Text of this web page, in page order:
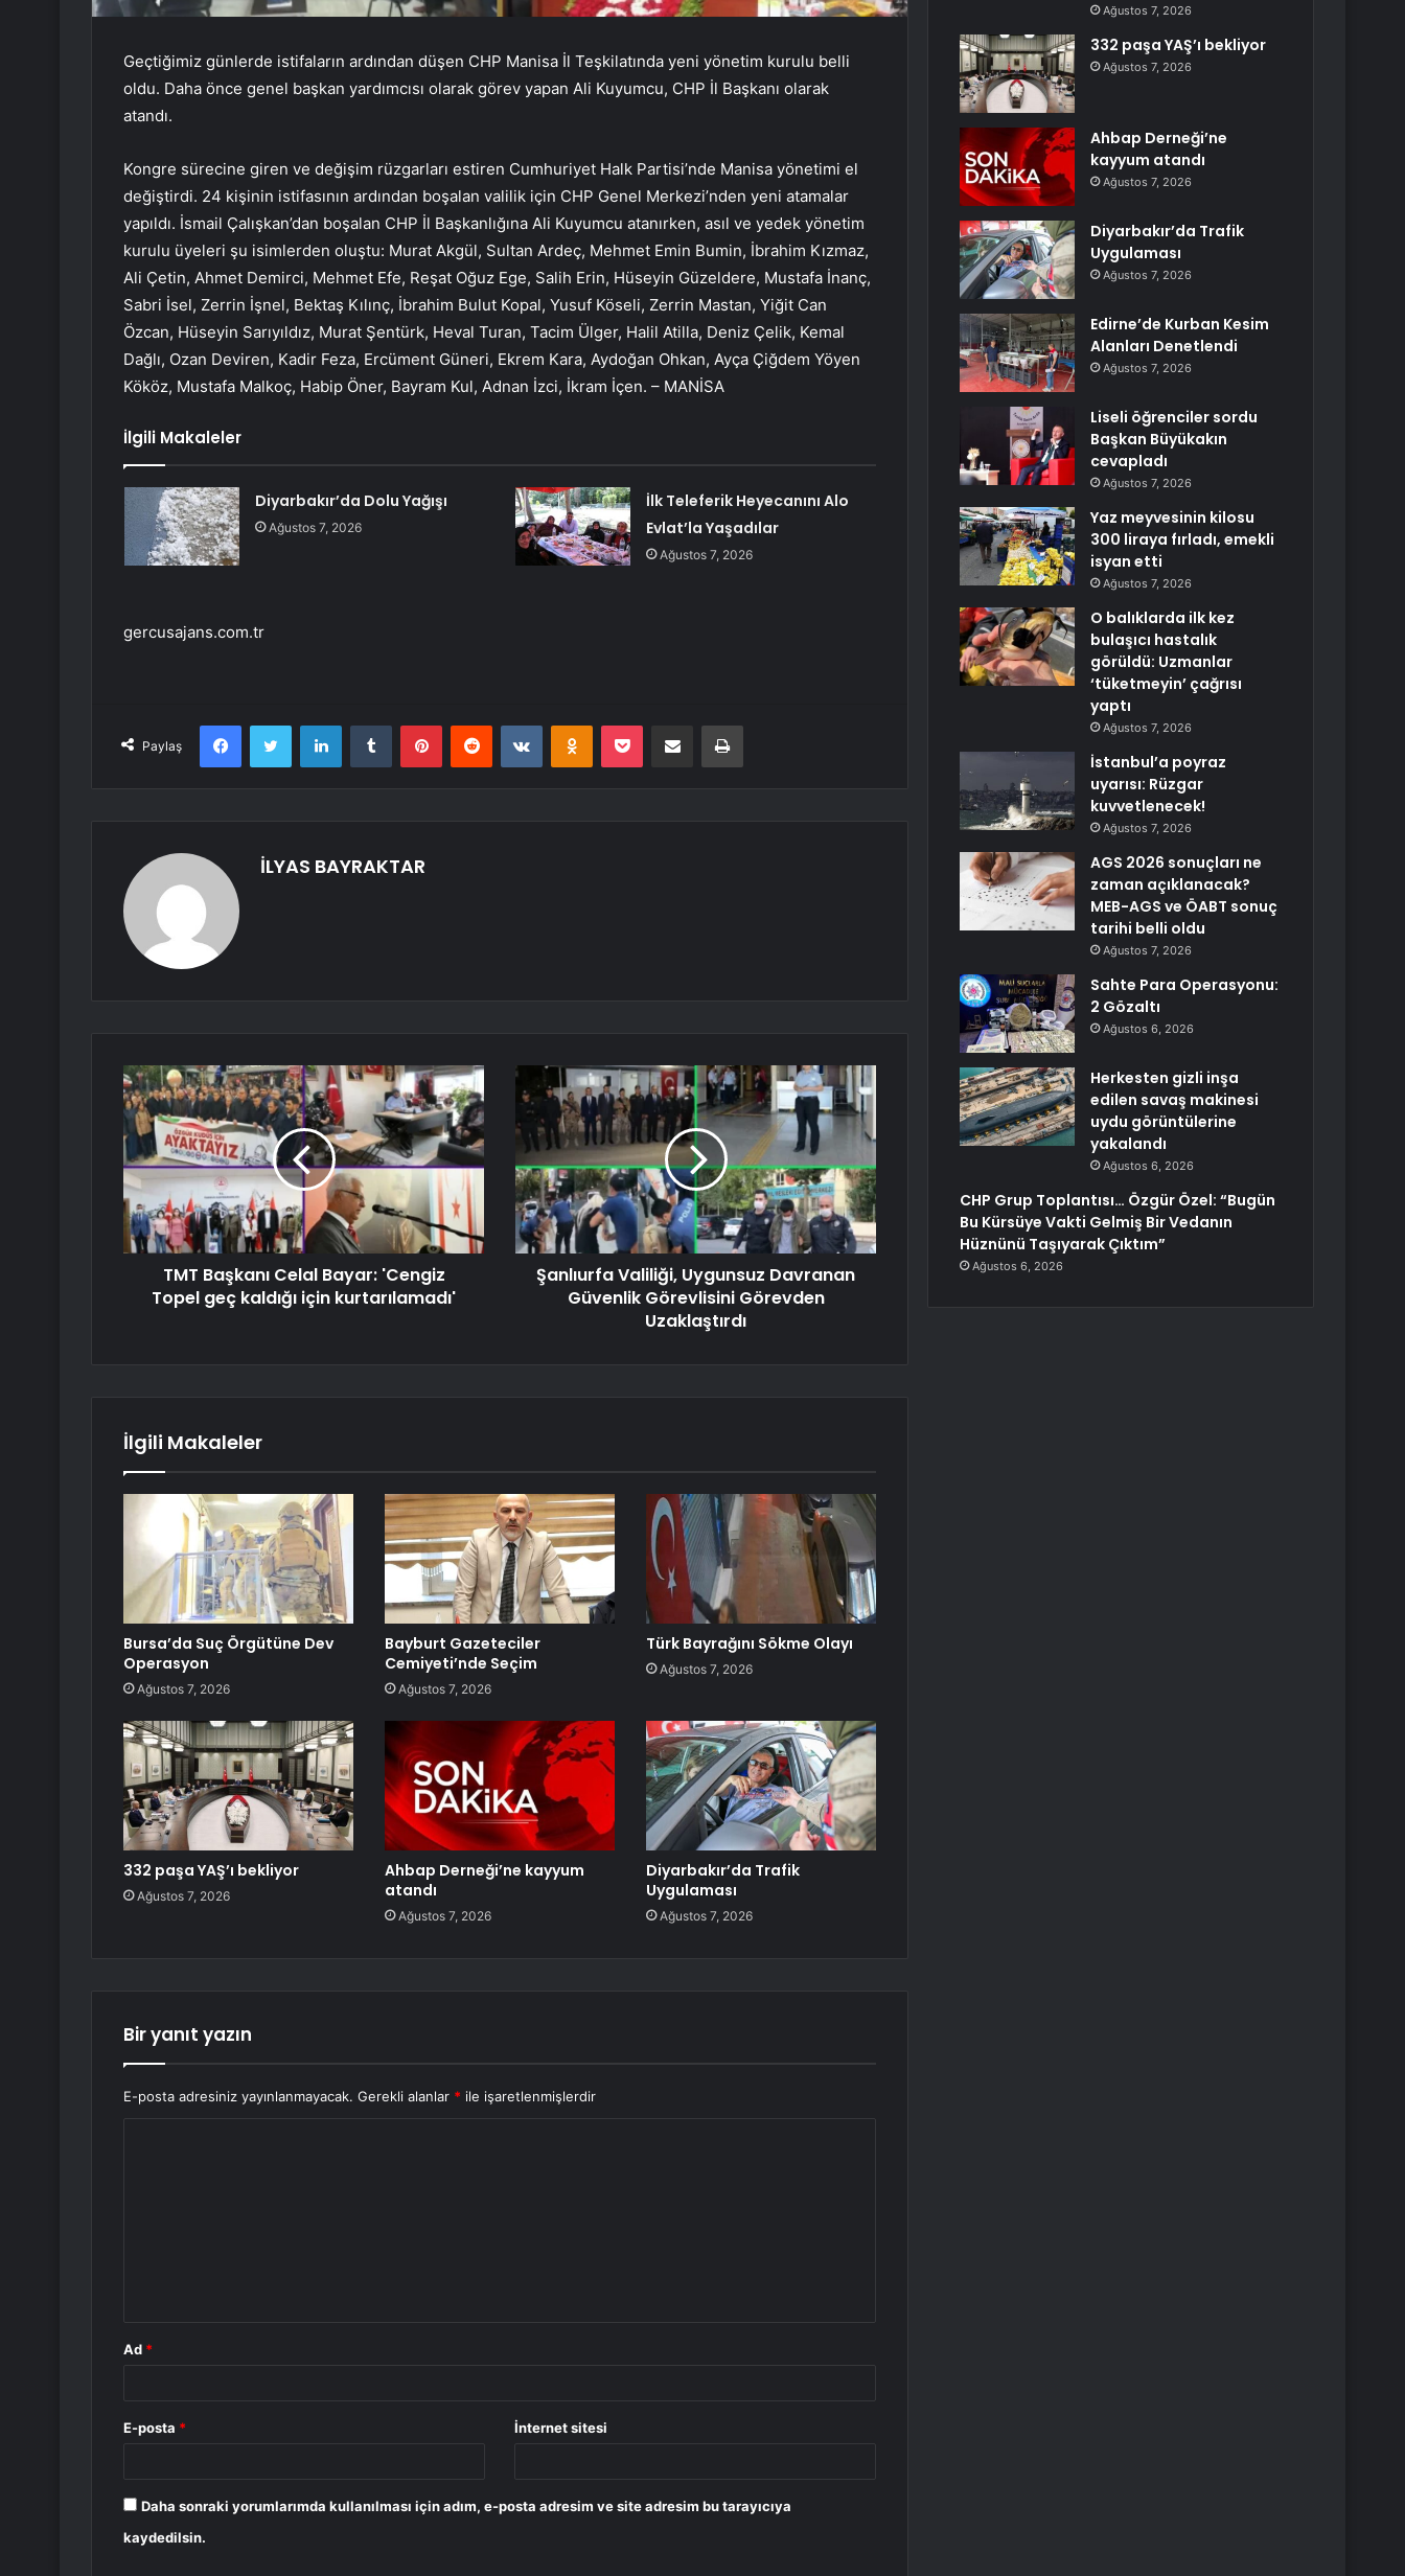
Geçtiğimiz günlerde istifaların ardından düşen CHP Manisa İl Teşkilatında yeni yönetim kurulu belli
oldu. Daha önce genel başkan yardımcısı olarak görev yapan Ali Kuyumcu, CHP İl Başkanı olarak
atandı.
Kongre sürecine giren ve değişim rüzgarları estiren Cumhuriyet Halk Partisi’nde Manisa yönetimi el
değiştirdi. 24 kişinin istifasının ardından boşalan valilik için CHP Genel Merkezi’nden yeni atamalar
yapıldı. İsmail Çalışkan’dan boşalan CHP İl Başkanlığına Ali Kuyumcu atanırken, asıl ve yedek yönetim
kurulu üyeleri şu isimlerden oluştu: Murat Akgül, Sultan Ardeç, Mehmet Emin Bumin, İbrahim Kızmaz,
Ali Çetin, Ahmet Demirci, Mehmet Efe, Reşat Oğuz Ege, Salih Erin, Hüseyin Güzeldere, Mustafa İnanç,
Sabri İsel, Zerrin İşnel, Bektaş Kılınç, İbrahim Bulut Kopal, Yusuf Köseli, Zerrin Mastan, Yiğit Can
Özcan, Hüseyin Sarıyıldız, Murat Şentürk, Heval Turan, Tacim Ülger, Halil Atilla, Deniz Çelik, Kemal
Dağlı, Ozan Deviren, Kadir Feza, Ercüment Güneri, Ekrem Kara, Aydoğan Ohkan, Ayça Çiğdem Yöyen
Kököz, Mustafa Malkoç, Habip Öner, Bayram Kul, Adnan İzci, İkram İçen. – MANİSA
İlgili Makaleler
Diyarbakır’da Dolu Yağışı
Ağustos 7, 2026
İlk Teleferik Heyecanını Alo
Evlat’la Yaşadılar
Ağustos 7, 2026
gercusajans.com.tr
Paylaş
FacebookTwitter LinkedInTumblr PinterestReddit VKontakteOdnoklassniki
Pocket E-Posta ile paylaş Yazdır
İLYAS BAYRAKTAR
TMT Başkanı Celal Bayar: 'Cengiz
Topel geç kaldığı için kurtarılamadı'
Şanlıurfa Valiliği, Uygunsuz Davranan
Güvenlik Görevlisini Görevden
Uzaklaştırdı
İlgili Makaleler
Bursa’da Suç Örgütüne Dev
Operasyon
Ağustos 7, 2026
Bayburt Gazeteciler
Cemiyeti’nde Seçim
Ağustos 7, 2026
Türk Bayrağını Sökme Olayı
Ağustos 7, 2026
332 paşa YAŞ’ı bekliyor
Ağustos 7, 2026
Ahbap Derneği’ne kayyum
atandı
Ağustos 7, 2026
Diyarbakır’da Trafik
Uygulaması
Ağustos 7, 2026
Bir yanıt yazın
E-posta adresiniz yayınlanmayacak. Gerekli alanlar * ile işaretlenmişlerdir
Ad *
E-posta * İnternet sitesi
Daha sonraki yorumlarımda kullanılması için adım, e-posta adresim ve site adresim bu tarayıcıya
kaydedilsin.
Ağustos 7, 2026
332 paşa YAŞ’ı bekliyor
Ağustos 7, 2026
Ahbap Derneği’ne
kayyum atandı
Ağustos 7, 2026
Diyarbakır’da Trafik
Uygulaması
Ağustos 7, 2026
Edirne’de Kurban Kesim
Alanları Denetlendi
Ağustos 7, 2026
Liseli öğrenciler sordu
Başkan Büyükakın
cevapladı
Ağustos 7, 2026
Yaz meyvesinin kilosu
300 liraya fırladı, emekli
isyan etti
Ağustos 7, 2026
O balıklarda ilk kez
bulaşıcı hastalık
görüldü: Uzmanlar
‘tüketmeyin’ çağrısı
yaptı
Ağustos 7, 2026
İstanbul’a poyraz
uyarısı: Rüzgar
kuvvetlenecek!
Ağustos 7, 2026
AGS 2026 sonuçları ne
zaman açıklanacak?
MEB-AGS ve ÖABT sonuç
tarihi belli oldu
Ağustos 7, 2026
Sahte Para Operasyonu:
2 Gözaltı
Ağustos 6, 2026
Herkesten gizli inşa
edilen savaş makinesi
uydu görüntülerine
yakalandı
Ağustos 6, 2026
CHP Grup Toplantısı… Özgür Özel: “Bugün
Bu Kürsüye Vakti Gelmiş Bir Vedanın
Hüznünü Taşıyarak Çıktım”
Ağustos 6, 2026